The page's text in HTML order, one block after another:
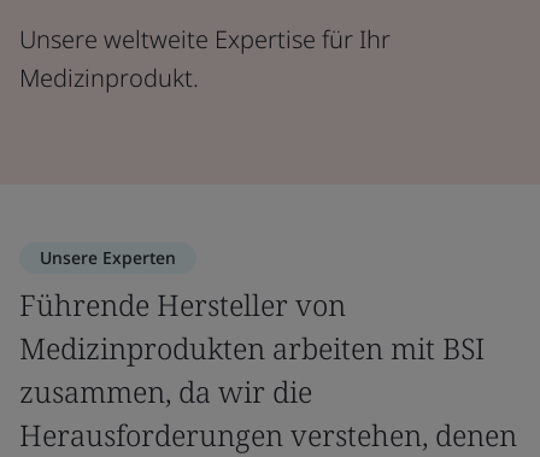
Unsere weltweite Expertise für Ihr
Medizinprodukt.
Unsere Experten
Führende Hersteller von
Medizinprodukten arbeiten mit BSI
zusammen, da wir die
Herausforderungen verstehen, denen